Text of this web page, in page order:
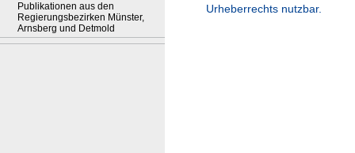
Publikationen aus den
Regierungsbezirken Münster,
Arnsberg und Detmold
Urheberrechts nutzbar.